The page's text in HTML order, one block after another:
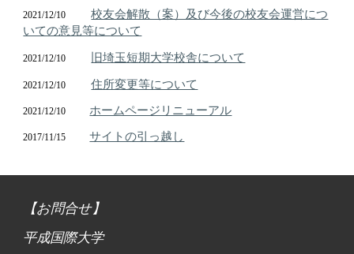
2021/12/10
校友会解散（案）及び今後の校友会運営につ
いての意見等について
2021/12/10 旧埼玉短期大学校舎について
2021/12/10 住所変更等について
2021/12/10 ホームページリニューアル
2017/11/15 サイトの引っ越し
【お問合せ】
平成国際大学